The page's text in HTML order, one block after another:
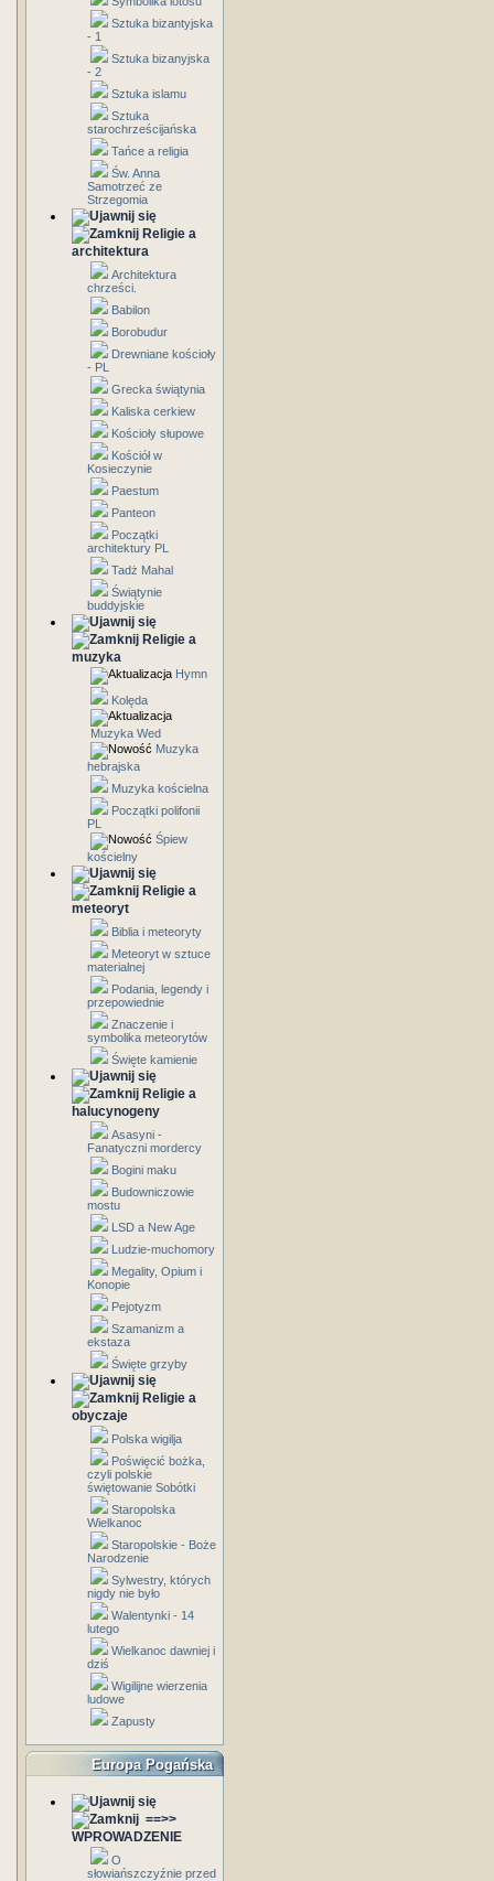
Sztuka bizantyjska
- 1
Sztuka bizanyjska
- 2
Sztuka islamu
Sztuka
starochrześcijańska
Tańce a religia
Św. Anna
Samotrzeć ze
Strzegomia
Religie a
architektura
Architektura
chrześci.
Babilon
Borobudur
Drewniane kościoły
- PL
Grecka świątynia
Kaliska cerkiew
Kościoły słupowe
Kościół w
Kosieczynie
Paestum
Panteon
Początki
architektury PL
Tadż Mahal
Świątynie
buddyjskie
Religie a
muzyka
Hymn
Kolęda
Muzyka Wed
Muzyka
hebrajska
Muzyka kościelna
Początki polifonii
PL
Śpiew
kościelny
Religie a
meteoryt
Biblia i meteoryty
Meteoryt w sztuce
materialnej
Podania, legendy i
przepowiednie
Znaczenie i
symbolika meteorytów
Święte kamienie
Religie a
halucynogeny
Asasyni -
Fanatyczni mordercy
Bogini maku
Budowniczowie
mostu
LSD a New Age
Ludzie-muchomory
Megality, Opium i
Konopie
Pejotyzm
Szamanizm a
ekstaza
Święte grzyby
Religie a
obyczaje
Polska wigilja
Poświęcić bożka,
czyli polskie
świętowanie Sobótki
Staropolska
Wielkanoc
Staropolskie - Boże
Narodzenie
Sylwestry, których
nigdy nie było
Walentynki - 14
lutego
Wielkanoc dawniej i
dziś
Wigilijne wierzenia
ludowe
Zapusty
Europa Pogańska
==>>
WPROWADZENIE
O
słowiańszczyźnie przed